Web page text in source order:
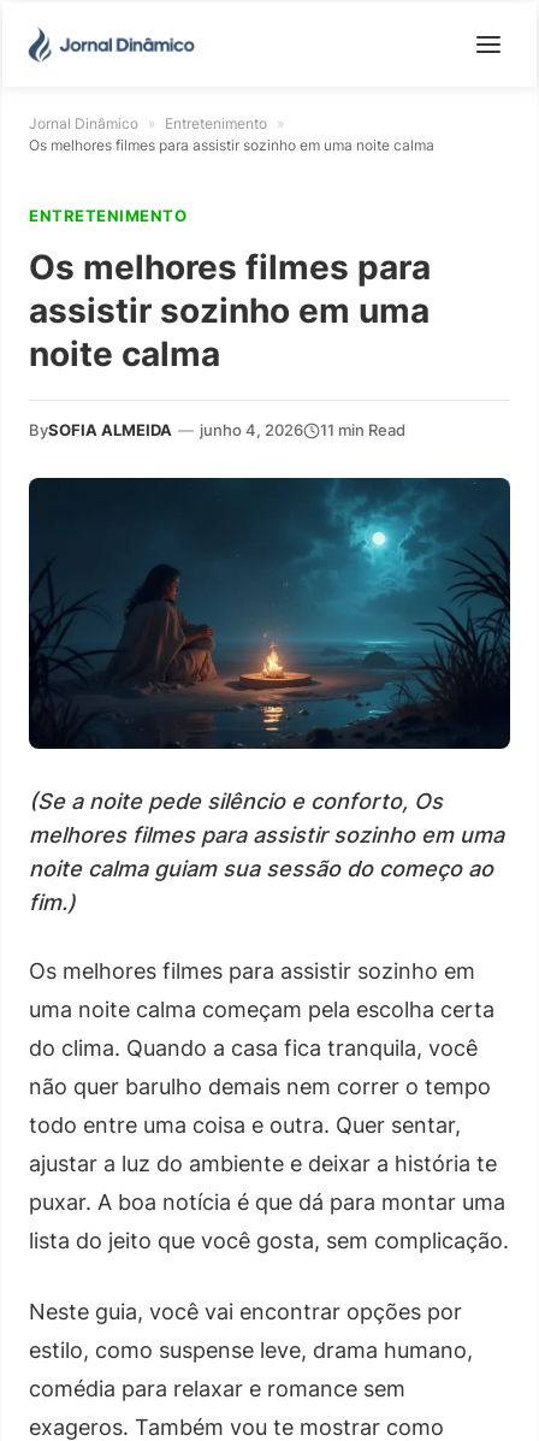
Jornal Dinâmico » Entretenimento »
Os melhores filmes para assistir sozinho em uma noite calma
ENTRETENIMENTO
Os melhores filmes para
assistir sozinho em uma
noite calma
BySOFIA ALMEIDA — junho 4, 2026 11 min Read
(Se a noite pede silêncio e conforto, Os
melhores filmes para assistir sozinho em uma
noite calma guiam sua sessão do começo ao
fim.)
Os melhores filmes para assistir sozinho em
uma noite calma começam pela escolha certa
do clima. Quando a casa fica tranquila, você
não quer barulho demais nem correr o tempo
todo entre uma coisa e outra. Quer sentar,
ajustar a luz do ambiente e deixar a história te
puxar. A boa notícia é que dá para montar uma
lista do jeito que você gosta, sem complicação.
Neste guia, você vai encontrar opções por
estilo, como suspense leve, drama humano,
comédia para relaxar e romance sem
exageros. Também vou te mostrar como